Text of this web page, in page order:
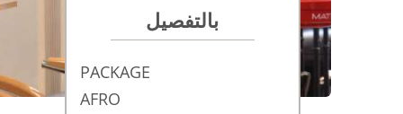
بالتفصيل
PACKAGE
AFRO